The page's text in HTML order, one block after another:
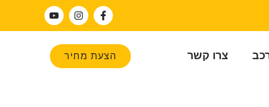
צרו קשר הצעת מחיר